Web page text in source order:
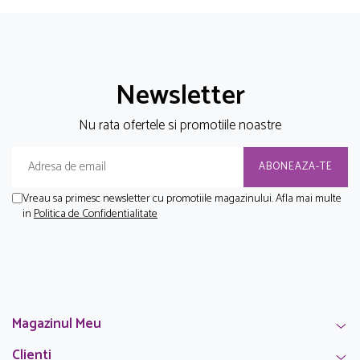
Newsletter
Nu rata ofertele si promotiile noastre
Vreau sa primesc newsletter cu promotiile magazinului. Afla mai multe
inPolitica de Confidentialitate
Magazinul Meu
Clienti